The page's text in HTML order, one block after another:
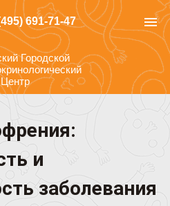
691-71-47 menu
Городской
Центр
и
заболевания